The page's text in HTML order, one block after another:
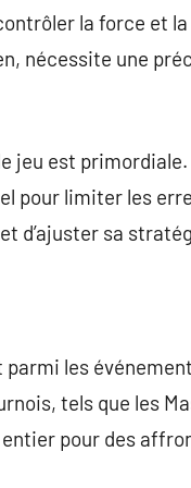
la force et
nécessite une
jeu est
pour limiter les
d’ajuster sa
les
tels que les
pour des